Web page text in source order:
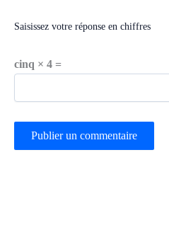
Saisissez votre réponse en chiffres
cinq × 4 =